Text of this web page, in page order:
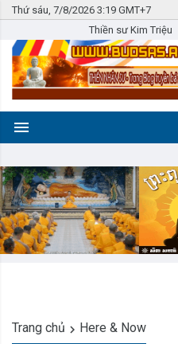
Thứ sáu, 7/8/2026 3:19 GMT+7
Thiền sư Kim Triệu
Trang chủ Here & Now